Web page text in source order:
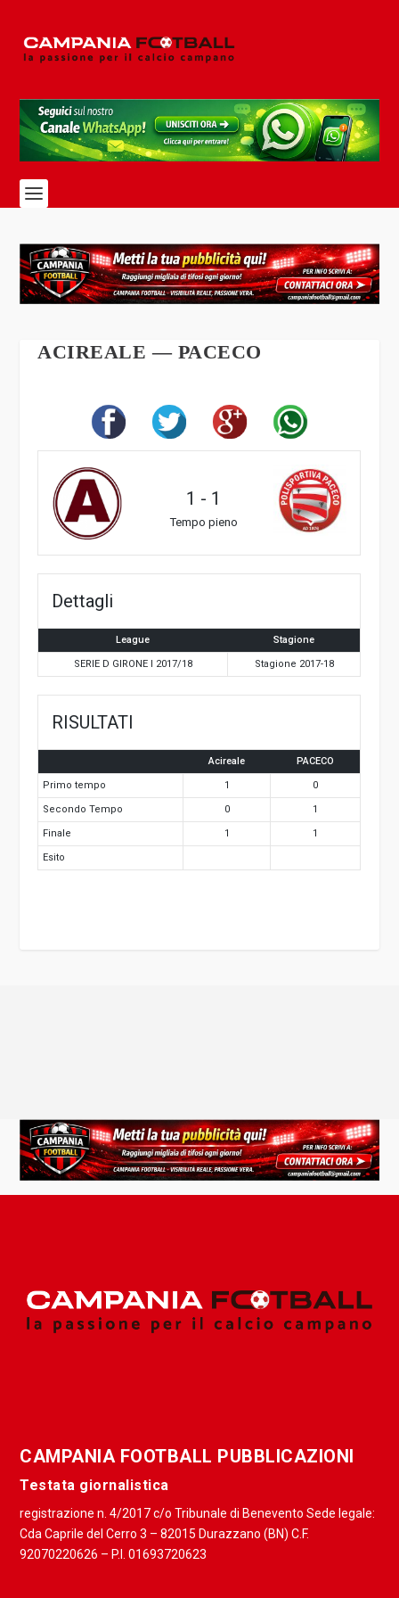
ACIREALE — PACECO
1 - 1
Tempo pieno
Dettagli
League Stagione
SERIE D GIRONE I 2017/18 Stagione 2017-18
RISULTATI
Acireale PACECO
Primo tempo 1 0
Secondo Tempo 0 1
Finale 1 1
Esito
CAMPANIA FOOTBALL PUBBLICAZIONI
Testata giornalistica
registrazione n. 4/2017 c/o Tribunale di Benevento Sede legale:
Cda Caprile del Cerro 3 – 82015 Durazzano (BN) C.F.
92070220626 – P.I. 01693720623